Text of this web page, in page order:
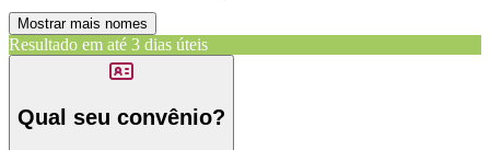
Mostrar mais nomes
Resultado em até 3 dias úteis
Qual seu convênio?